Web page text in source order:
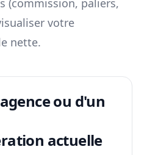
(commission, paliers,
votre
nette.
ou d'un
actuelle